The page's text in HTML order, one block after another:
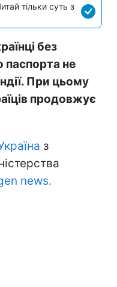
тільки суть з
без
паспорта не
При цьому
продовжує
з
news.